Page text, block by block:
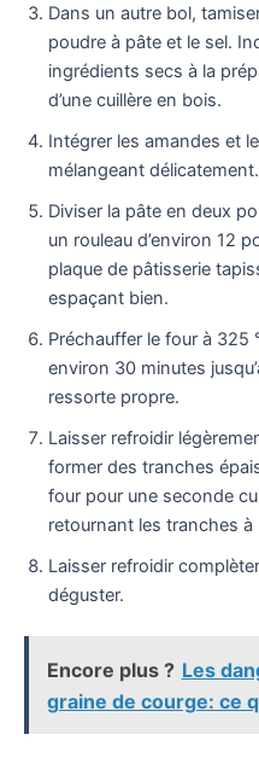
Dans un autre bol,
poudre à pâte et le sel.
ingrédients secs à la
d’une cuillère en bois.
Intégrer les amandes et
mélangeant délicatement.
Diviser la pâte en deux
un rouleau d’environ 12
plaque de pâtisserie
espaçant bien.
Préchauffer le four à 325
environ 30 minutes
ressorte propre.
Laisser refroidir
former des tranches
four pour une seconde
retournant les tranches
Laisser refroidir
déguster.
Encore plus ? Les
graine de courge: ce